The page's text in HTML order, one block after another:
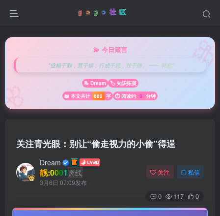
💫 今日箴言
"业精于勤，荒于嬉；行成于思，毁于随。 —— 韩愈"
📝 Dream
🏷️ 知识拓展
📖 本文共计 682 字 ⏱️ 阅读约 3 分钟
关注青光眼：别让“偷走视力的小偷”得逞
Dream
靓:0001 离线
3月6日 07:09发布
关注 私信
0 117 0